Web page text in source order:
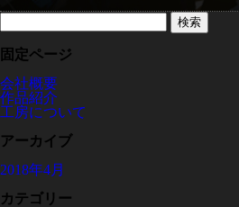
検
索:
固定ページ
会社概要
作品紹介
工房について
アーカイブ
2018年4月
カテゴリー